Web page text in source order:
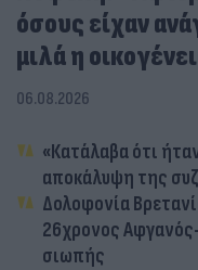
όσους είχαν
μιλά η
06.08.2026
«Κατάλαβα ότι
αποκάλυψη της
Δολοφονία
26χρονος
σιωπής